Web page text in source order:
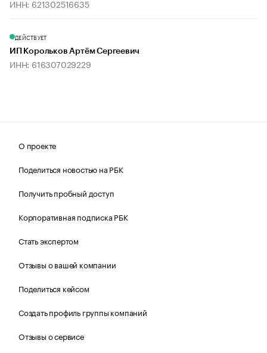
ИНН: 621302516635
ДЕЙСТВУЕТ
ИП Корольков Артём Сергеевич
ИНН: 616307029229
О проекте
Поделиться новостью на РБК
Получить пробный доступ
Корпоративная подписка РБК
Стать экспертом
Отзывы о вашей компании
Поделиться кейсом
Создать профиль группы компаний
Отзывы о сервисе